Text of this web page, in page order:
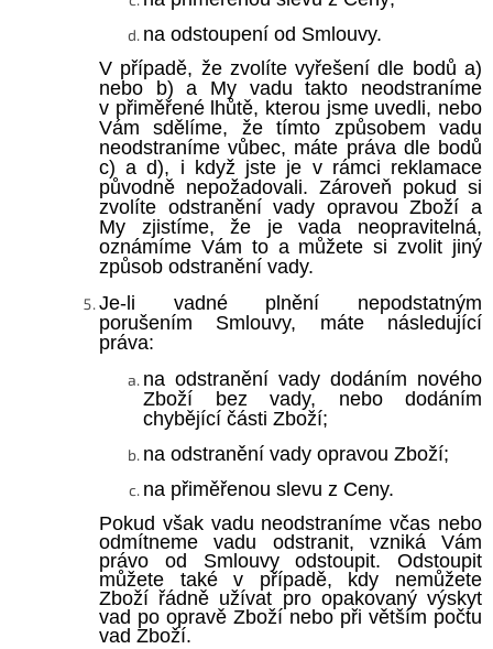
na odstoupení od Smlouvy.
V případě, že zvolíte vyřešení dle bodů a)
nebo b) a My vadu takto neodstraníme
v přiměřené lhůtě, kterou jsme uvedli, nebo
Vám sdělíme, že tímto způsobem vadu
neodstraníme vůbec, máte práva dle bodů
c) a d), i když jste je v rámci reklamace
původně nepožadovali. Zároveň pokud si
zvolíte odstranění vady opravou Zboží a
My zjistíme, že je vada neopravitelná,
oznámíme Vám to a můžete si zvolit jiný
způsob odstranění vady.
Je-li vadné plnění nepodstatným
porušením Smlouvy, máte následující
práva:
na odstranění vady dodáním nového
Zboží bez vady, nebo dodáním
chybějící části Zboží;
na odstranění vady opravou Zboží;
na přiměřenou slevu z Ceny.
Pokud však vadu neodstraníme včas nebo
odmítneme vadu odstranit, vzniká Vám
právo od Smlouvy odstoupit. Odstoupit
můžete také v případě, kdy nemůžete
Zboží řádně užívat pro opakovaný výskyt
vad po opravě Zboží nebo při větším počtu
vad Zboží.